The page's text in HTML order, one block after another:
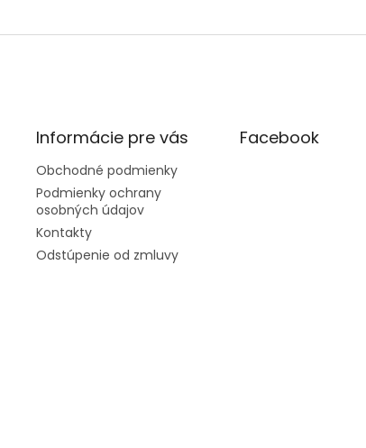
Informácie pre vás
Obchodné podmienky
Podmienky ochrany
osobných údajov
Kontakty
Odstúpenie od zmluvy
Facebook